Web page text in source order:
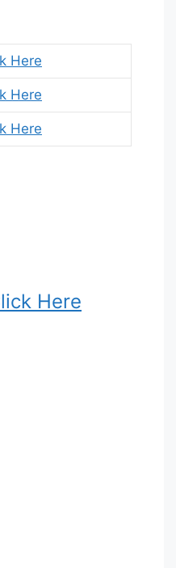
Here
Here
Here
Here